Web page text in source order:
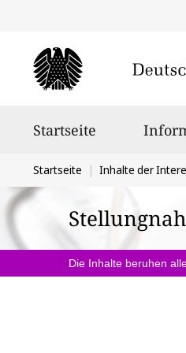
Startseite
Sie
befinden
sich
hier:
Startseite Inhalte der
Die Inhalte beruhen